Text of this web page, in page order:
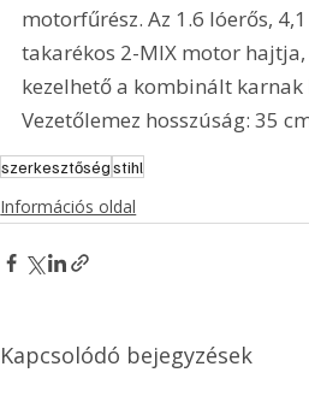
motorfűrész. Az 1.6 lóerős,
takarékos 2-MIX motor hajtja,
kezelhető a kombinált karnak
Vezetőlemez hosszúság: 35
szerkesztőségstihl
Információs oldal
Kapcsolódó bejegyzések